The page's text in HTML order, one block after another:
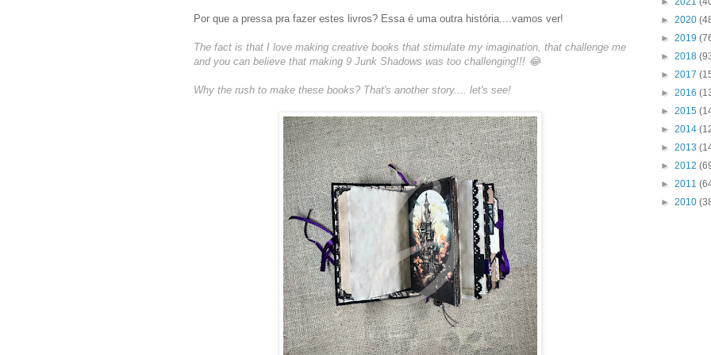
Por que a pressa pra fazer estes livros? Essa é uma outra história....vamos ver!
The fact is that I love making creative books that stimulate my imagination, that challenge me
and you can believe that making 9 Junk Shadows was too challenging!!! 😂
Why the rush to make these books? That's another story.... let's see!
► 2020
► 2019
► 2018
► 2017
► 2016
► 2015
► 2014
► 2013
► 2012
► 2011
► 2010